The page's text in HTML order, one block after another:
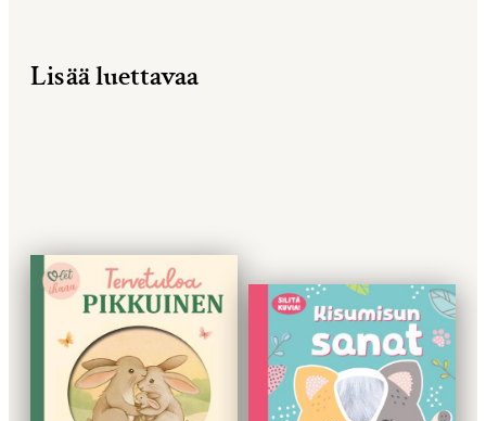
Lisää luettavaa